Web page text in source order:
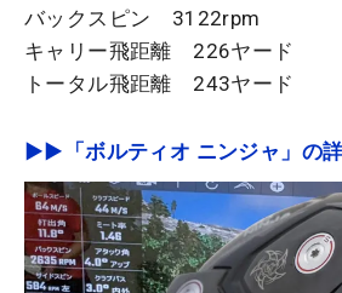
バックスピン 3122rpm
キャリー飛距離 226ヤード
トータル飛距離 243ヤード
▶▶「ボルティオ ニンジャ」の